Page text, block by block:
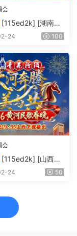
会
[115ed2k] [湖南卫
频道 2026湖南卫
52.35 GiB]
24 100
会
[115ed2k] [山西卫
河民歌春晚][1080
24 50